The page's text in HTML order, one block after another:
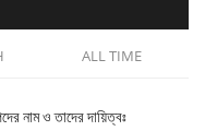
ALL TIME
নাম ও তাদের দায়িত্বঃ